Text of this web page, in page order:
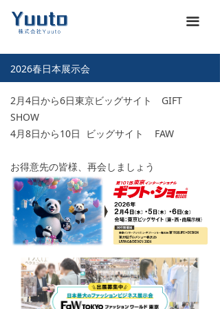
끀
낀 ホーム
商品一覽
뀴 お知らせ
끄 企業文化
뀇 展示会
海運通関サービス
뀡 お問い合わせ
義烏仕入れ代行
2026春日本展示会
2月4日から6日東京ビッグサイト GIFT
SHOW
4月8日から10日 ビッグサイト FAW
お得意先の皆様、再会しましょう